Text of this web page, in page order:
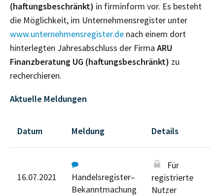
(haftungsbeschränkt) in firminform vor. Es besteht
die Möglichkeit, im Unternehmensregister unter
www.unternehmensregister.de nach einem dort
hinterlegten Jahresabschluss der Firma ARU
Finanzberatung UG (haftungsbeschränkt) zu
recherchieren.
Aktuelle Meldungen
Datum Meldung Details
16.07.2021
Handelsregister–
Bekanntmachung
Für
registrierte
Nutzer